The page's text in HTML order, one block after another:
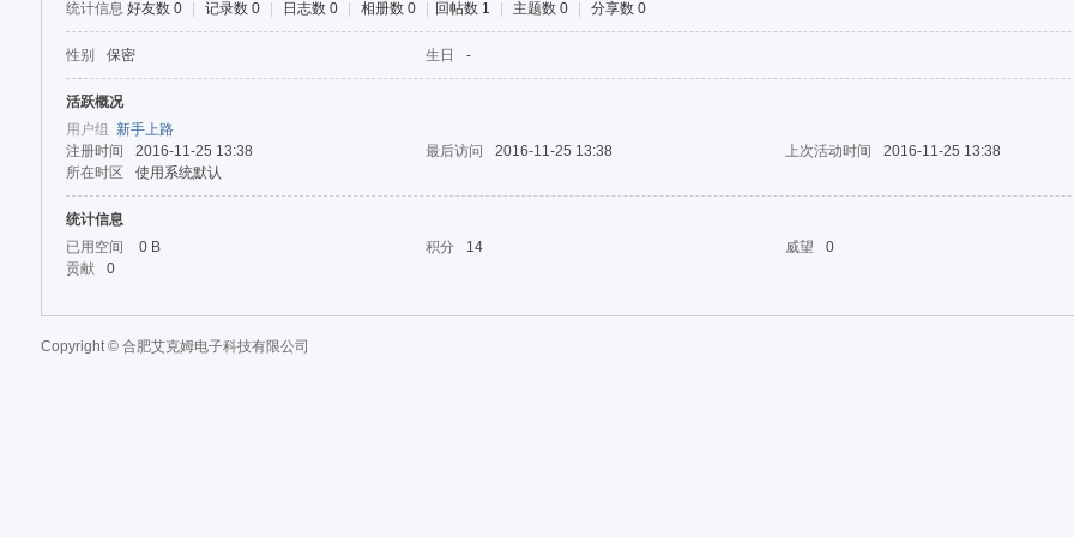
统计信息 好友数 0 记录数 0 日志数 0 相册数 0 回帖数 1 主题数 0 分享数 0
性别 保密 生日 -
活跃概况
用户组
新手上路
注册时间
2016-11-25 13:38 最后访问 2016-11-25 13:38 上次活动时间
2016-11-25 13:38
所在时区
使用系统默认
统计信息
已用空间
0 B 积分 14 威望
0
贡献
0
Copyright © 合肥艾克姆电子科技有限公司